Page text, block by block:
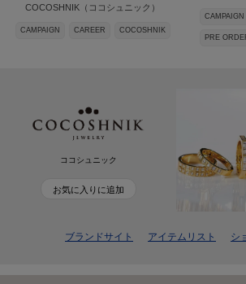
COCOSHNIK（ココシュニック）
CAMPAIGN CAREER COCOSHNIK
CAMPAIGN
PRE
ココシュニック
お気に入りに追加
ブランドサイト アイテムリスト シ